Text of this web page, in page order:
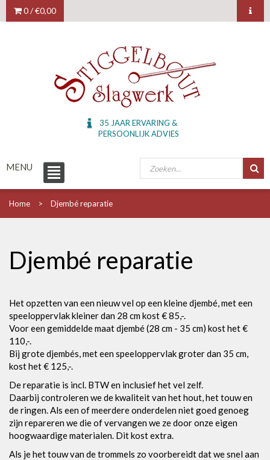
0 /€0,00
35 JAAR ERVARING &
PERSOONLIJK ADVIES
MENU
Home Djembé reparatie
Djembé reparatie
Het opzetten van een nieuw vel op een kleine djembé, met een
speeloppervlak kleiner dan 28 cm kost € 85,-.
Voor een gemiddelde maat djembé (28 cm - 35 cm) kost het €
110,-.
Bij grote djembés, met een speeloppervlak groter dan 35 cm,
kost het € 125,-.
De reparatie is incl. BTW en inclusief het vel zelf.
Daarbij controleren we de kwaliteit van het hout, het touw en
de ringen. Als een of meerdere onderdelen niet goed genoeg
zijn repareren we die of vervangen we ze door onze eigen
hoogwaardige materialen. Dit kost extra.
Als je het touw van de trommels zo voorbereidt dat we snel aan